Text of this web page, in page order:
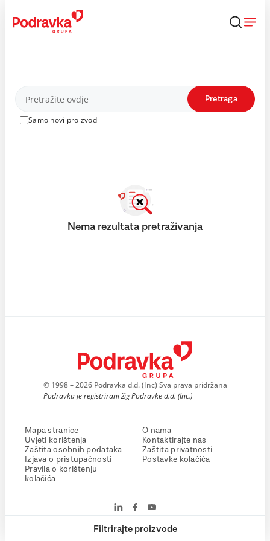
content
Proizvodi
Samo novi proizvodi
Pretraga
Filtrirajte proizvode
Nema rezultata pretraživanja
© 1998 – 2026 Podravka d.d. (Inc) Sva prava pridržana
Podravka je registrirani žig Podravke d.d. (Inc.)
Mapa stranice
Uvjeti korištenja
Zaštita osobnih podataka
Izjava o pristupačnosti
Pravila o korištenju
kolačića
O nama
Kontaktirajte nas
Zaštita privatnosti
Postavke kolačića